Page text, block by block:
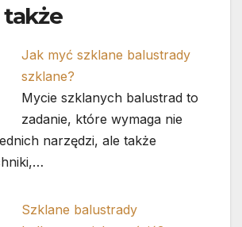
także
Jak myć szklane balustrady
szklane?
Mycie szklanych balustrad to
zadanie, które wymaga nie
narzędzi, ale także
Szklane balustrady